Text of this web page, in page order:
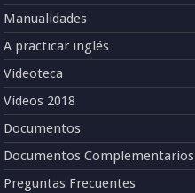
Manualidades
A practicar inglés
Videoteca
Vídeos 2018
Documentos
Documentos Complementarios
Preguntas Frecuentes